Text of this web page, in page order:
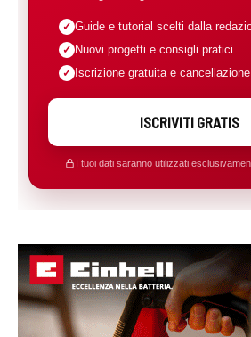
Guide e tutorial scelti dalla
Nuovi progetti e consigli pratici
Iscrizione gratuita e
ISCRIVITI GRATIS
I tuoi dati saranno utilizzati